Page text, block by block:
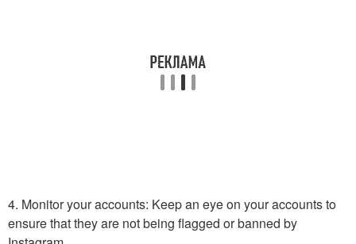
4. Monitor your accounts: Keep an eye on your accounts to
ensure that they are not being flagged or banned by